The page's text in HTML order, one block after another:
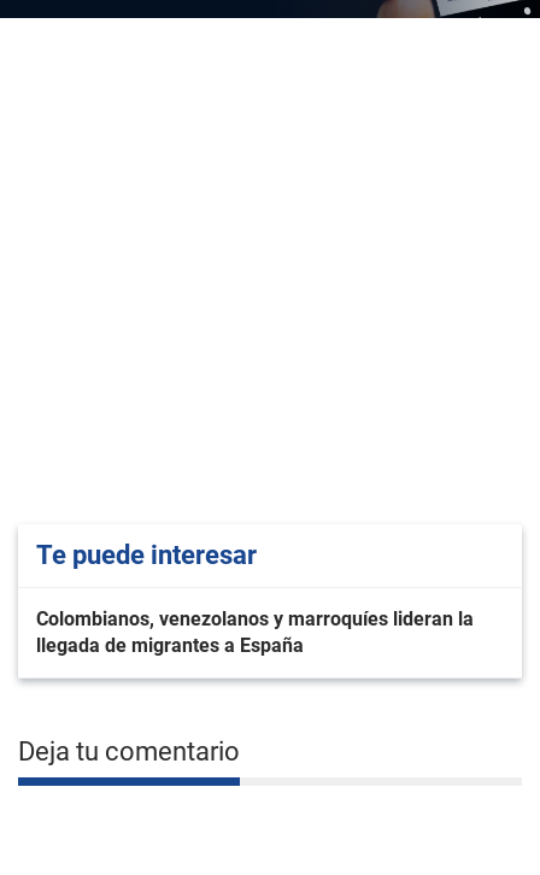
Te puede interesar
Colombianos, venezolanos y marroquíes lideran la
llegada de migrantes a España
Deja tu comentario